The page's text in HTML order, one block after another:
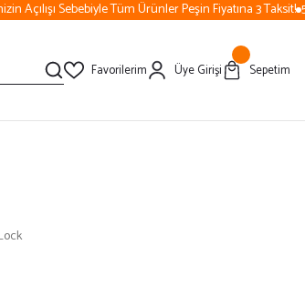
Açılışı Sebebiyle Tüm Ürünler Peşin Fiyatına 3 Taksit!
Favorilerim Üye Girişi Sepetim